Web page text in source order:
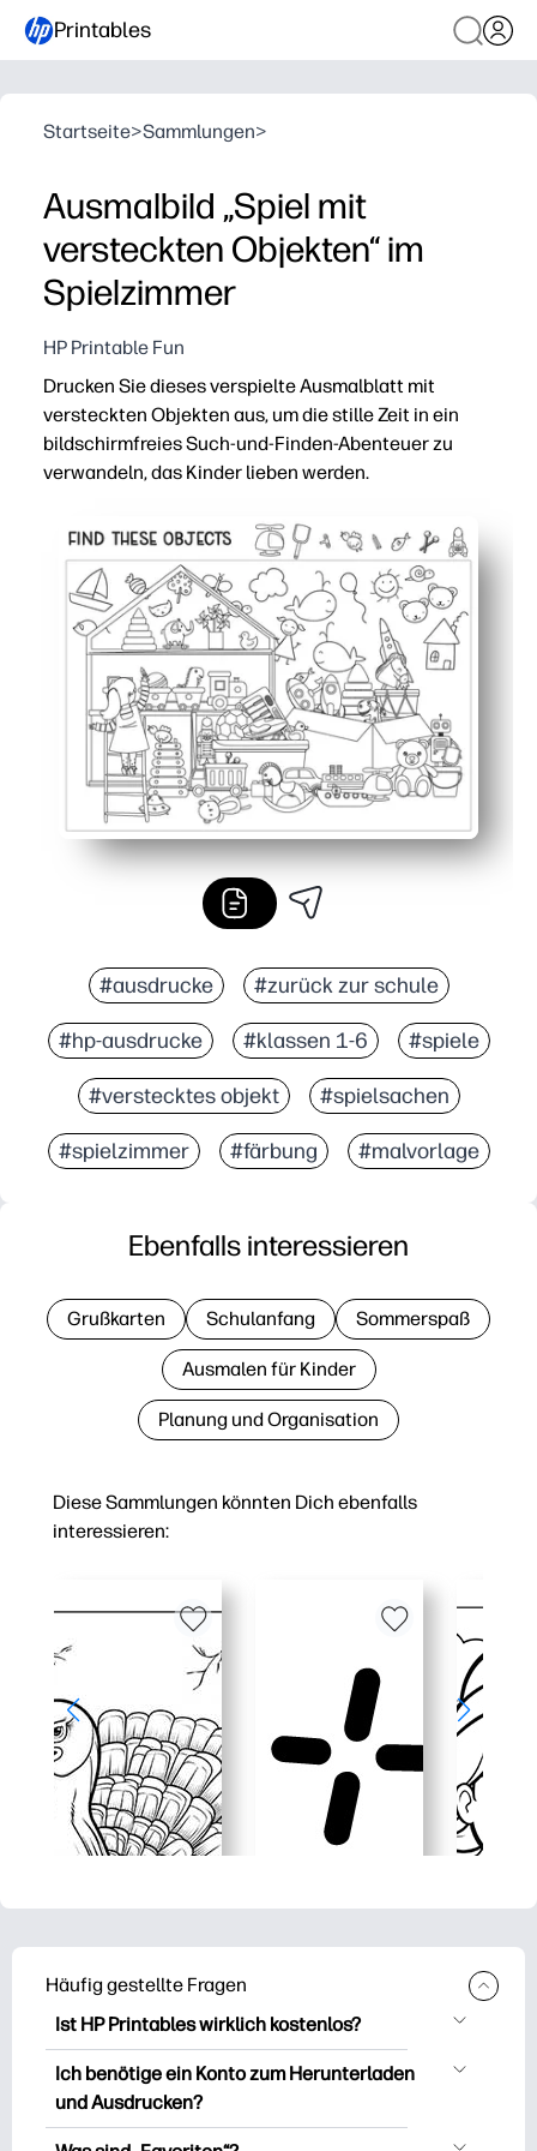
Printables
Startseite>Sammlungen>
Ausmalbild „Spiel mit
versteckten Objekten“ im
Spielzimmer
HP Printable Fun
Drucken Sie dieses verspielte Ausmalblatt mit
versteckten Objekten aus, um die stille Zeit in ein
bildschirmfreies Such-und-Finden-Abenteuer zu
verwandeln, das Kinder lieben werden.
Keine Vorbereitung — einfach ausdrucken und die
Hält sie länger beschäftigt — zwei Aktivitäten in einer
Entwickelt echte Fähigkeiten — visuelles Scannen,
Perfekt überall — ideal für schnelle Arbeiten, für
#ausdrucke #zurück zur schule
#hp-ausdrucke #klassen 1-6 #spiele
#verstecktes objekt #spielsachen
#spielzimmer #färbung #malvorlage
Diese Sammlungen könnten Dich ebenfalls
interessieren:
Ebenfalls interessieren
Grußkarten Schulanfang Sommerspaß
Ausmalen für Kinder
Planung und Organisation
Häufig gestellte Fragen
Ist HP Printables wirklich kostenlos?
HP Printables bietet über 2.500
kostenlose Vorlagen zum Herunterladen
Ich benötige ein Konto zum Herunterladen
und Ausdrucken?
Sie können es erkunden und drucken,